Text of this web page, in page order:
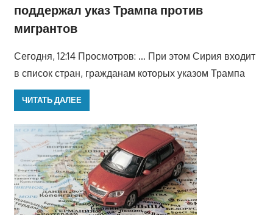
поддержал указ Трампа против
мигрантов
Сегодня, 12:14 Просмотров: … При этом Сирия входит
в список стран, гражданам которых указом Трампа
ЧИТАТЬ ДАЛЕЕ